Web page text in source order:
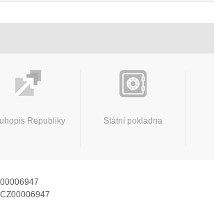
Republiky Státní pokladna
00006947
CZ00006947